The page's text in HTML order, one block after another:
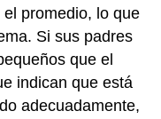
promedio, lo que
Si sus padres
que el
indican que está
adecuadamente,